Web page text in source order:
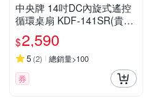
中央牌 14吋DC內旋式遙控
循環桌扇 KDF-141SR(貴族
黑)
$2,590
5 (2) 總銷量>100
券